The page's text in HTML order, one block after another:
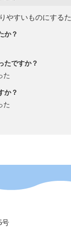
やすいものにする
か？
たですか？
た
か？
た
号